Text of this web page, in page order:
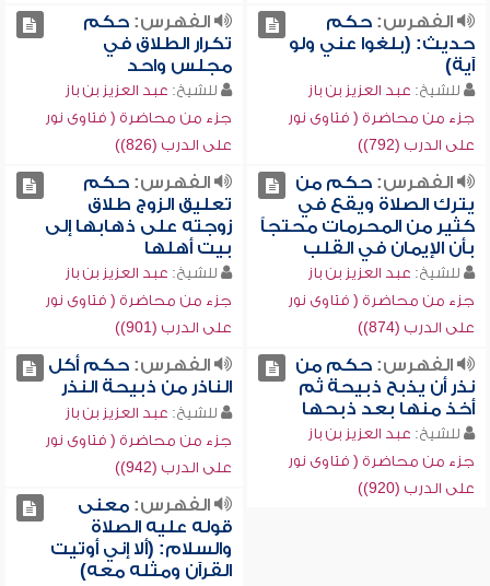
الفهرس:حكم
حديث: (بلغوا عني ولو
آية)
للشيخ: عبد العزيز بن باز
جزء من محاضرة ( فتاوى نور
على الدرب (792))
الفهرس:حكم
تكرار الطلاق في
مجلس واحد
للشيخ: عبد العزيز بن باز
جزء من محاضرة ( فتاوى نور
على الدرب (826))
الفهرس:حكم من
يترك الصلاة ويقع في
كثير من المحرمات محتجاً
بأن الإيمان في القلب
للشيخ: عبد العزيز بن باز
جزء من محاضرة ( فتاوى نور
على الدرب (874))
الفهرس:حكم
تعليق الزوج طلاق
زوجته على ذهابها إلى
بيت أهلها
للشيخ: عبد العزيز بن باز
جزء من محاضرة ( فتاوى نور
على الدرب (901))
الفهرس:حكم من
نذر أن يذبح ذبيحة ثم
أخذ منها بعد ذبحها
للشيخ: عبد العزيز بن باز
جزء من محاضرة ( فتاوى نور
على الدرب (920))
الفهرس:حكم أكل
الناذر من ذبيحة النذر
للشيخ: عبد العزيز بن باز
جزء من محاضرة ( فتاوى نور
على الدرب (942))
الفهرس:معنى
قوله عليه الصلاة
والسلام: (ألا إني أوتيت
القرآن ومثله معه)